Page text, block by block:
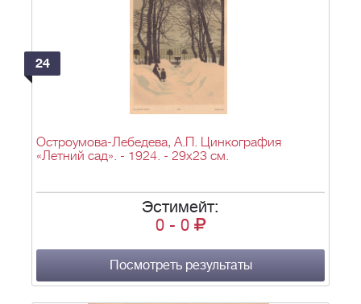
24
Остроумова-Лебедева, А.П. Цинкография
«Летний сад». - 1924. - 29х23 см.
Эстимейт:
0 - 0
Посмотреть результаты